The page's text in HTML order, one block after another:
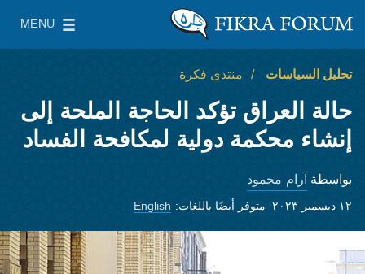
معهد واشنطن لسياسات الشرق الأدنى
MENU
Main Menu
تحليل السياسات منتدى فكرة
حالة العراق تؤكد الحاجة الملحة إلى
إنشاء محكمة دولية لمكافحة الفساد
بواسطة آرام محمود
١٢ ديسمبر ٢٠٢٣ متوفر أيضًا باللغات: English